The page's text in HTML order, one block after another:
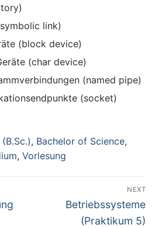
link)
(block device)
(char device)
(named pipe)
(socket)
, Bachelor of Science,
, Vorlesung
NEXT
Next
post:
Betriebssysteme
(Praktikum 5)